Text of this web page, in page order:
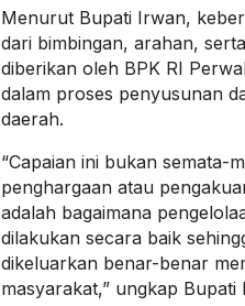
Menurut Bupati Irwan,
dari bimbingan, arahan,
diberikan oleh BPK RI
dalam proses penyusunan
daerah.
“Capaian ini bukan semata-
penghargaan atau
adalah bagaimana
dilakukan secara baik
dikeluarkan benar-benar
masyarakat,” ungkap Bupati